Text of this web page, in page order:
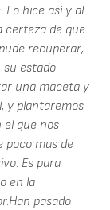
Lo hice así y al
certeza de que
recuperar,
su estado
una maceta y
y plantaremos
el que nos
poco mas de
Es para
en la
pasado